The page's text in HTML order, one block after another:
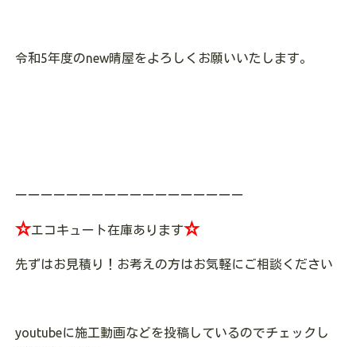
令和5年度のnew晴屋をよろしくお願いいたします。
ーーーーーーーーーーーーーーーーーー
☆エコキュート在庫あります☆
先ずはお見積り！お考えの方はお気軽にご相談ください
youtubeに施工動画などを投稿しているのでチェックし